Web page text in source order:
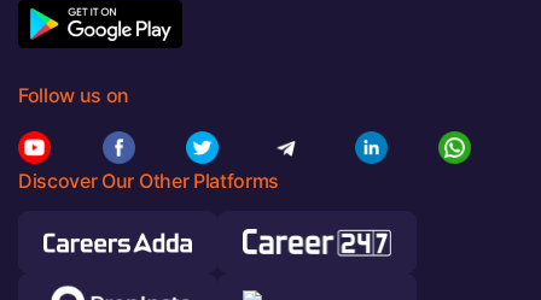
Follow us on
Discover Our Other Platforms